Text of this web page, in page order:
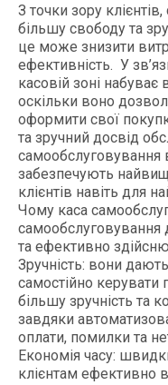
З точки зору
більшу свободу та
це може знизити
ефективність. У
касовій зоні набуває
оскільки воно
оформити свої
та зручний досвід
самообслуговування
забезпечують
клієнтів навіть для
Чому каса
та ефективно
Зручність: вони
самостійно
більшу зручність та
завдяки
оплати, помилки та
Економія часу:
клієнтам ефективно